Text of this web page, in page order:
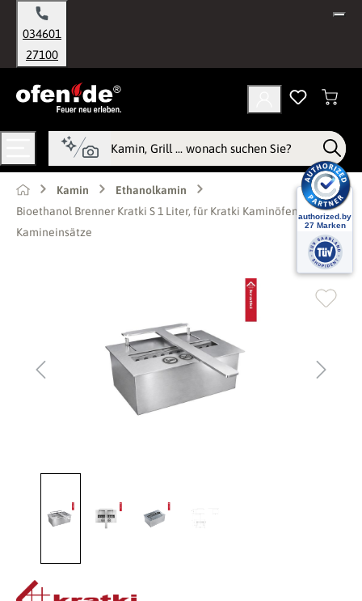
springen
034601
27100
Kamin
Ethanolkamin
Bioethanol Brenner Kratki S 1 Liter, für Kratki Kaminöfen und
Kamineinsätze